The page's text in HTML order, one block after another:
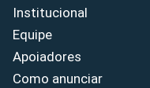
Institucional
Equipe
Apoiadores
Como anunciar